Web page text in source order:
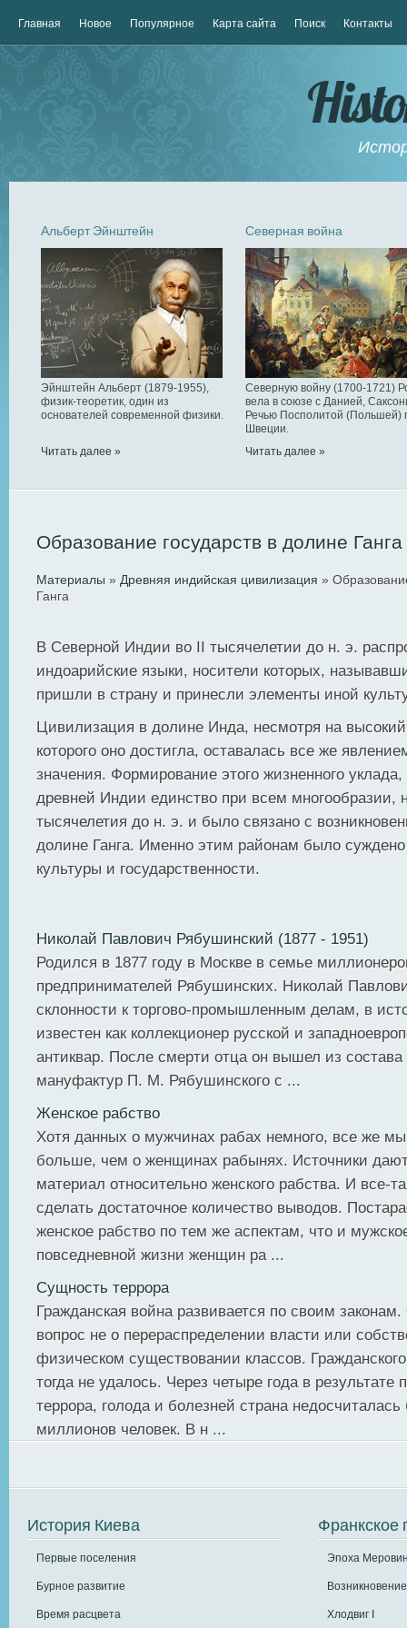
Главная Новое Популярное Карта сайта Поиск Контакты
Альберт Эйнштейн
Эйнштейн Альберт (1879-1955),
физик-теоретик, один из
основателей современной физики.
Читать далее »
Северная война
Северную войну (1700-1721)
вела в союзе с Данией,
Речью Посполитой (Польшей)
Швеции.
Читать далее »
Образование государств в долине Ганга
Материалы » Древняя индийская цивилизация »
Ганга
В Северной Индии во II тысячелетии до н. э.
индоарийские языки, носители которых,
пришли в страну и принесли элементы иной
Цивилизация в долине Инда, несмотря на
которого оно достигла, оставалась все же
значения. Формирование этого жизненного
древней Индии единство при всем многообразии,
тысячелетия до н. э. и было связано с
долине Ганга. Именно этим районам было суждено
культуры и государственности.
Николай Павлович Рябушинский (1877 - 1951)
Родился в 1877 году в Москве в семье
предпринимателей Рябушинских. Николай
склонности к торгово-промышленным делам, в
известен как коллекционер русской и
антиквар. После смерти отца он вышел из
мануфактур П. М. Рябушинского с ...
Женское рабство
Хотя данных о мужчинах рабах немного, все же
больше, чем о женщинах рабынях. Источники
материал относительно женского рабства. И все-
сделать достаточное количество выводов.
женское рабство по тем же аспектам, что и
повседневной жизни женщин ра ...
Сущность террора
Гражданская война развивается по своим
вопрос не о перераспределении власти или
физическом существовании классов.
тогда не удалось. Через четыре года в результате
террора, голода и болезней страна недосчиталась
миллионов человек. В н ...
История Киева
Первые поселения
Бурное развитие
Время расцвета
Франкское
Эпоха
Хлодвиг I